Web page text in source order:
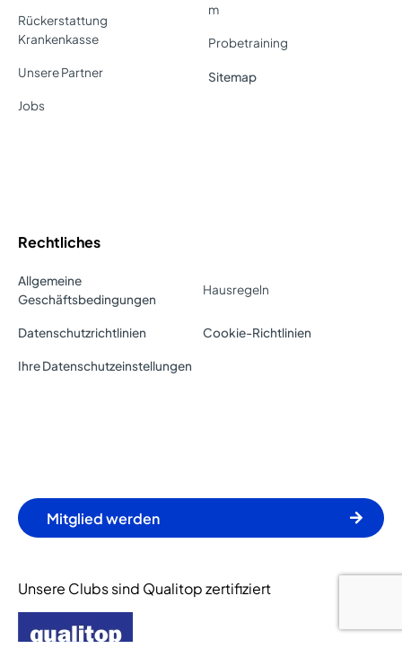
Rückerstattung
Krankenkasse
Unsere Partner
Jobs
m
Probetraining
Sitemap
Rechtliches
Allgemeine
Geschäftsbedingungen
Hausregeln
Datenschutzrichtlinien Cookie-Richtlinien
Ihre Datenschutzeinstellungen
Mitglied werden
Unsere Clubs sind Qualitop zertifiziert